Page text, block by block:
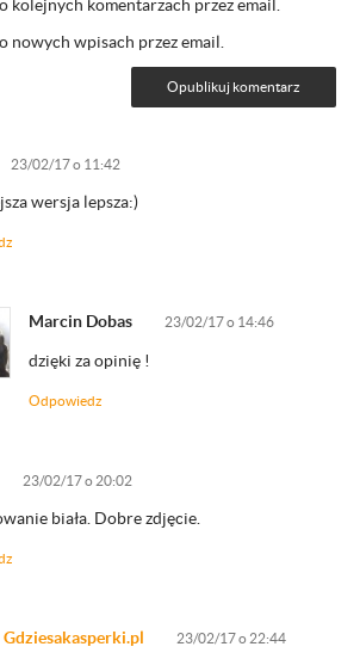
kolejnych komentarzach przez email.
nowych wpisach przez email.
23/02/17 o 11:42
wersja lepsza:)
Marcin Dobas 23/02/17 o 14:46
dzięki za opinię !
Odpowiedz
23/02/17 o 20:02
biała. Dobre zdjęcie.
Gdziesakasperki.pl 23/02/17 o 22:44